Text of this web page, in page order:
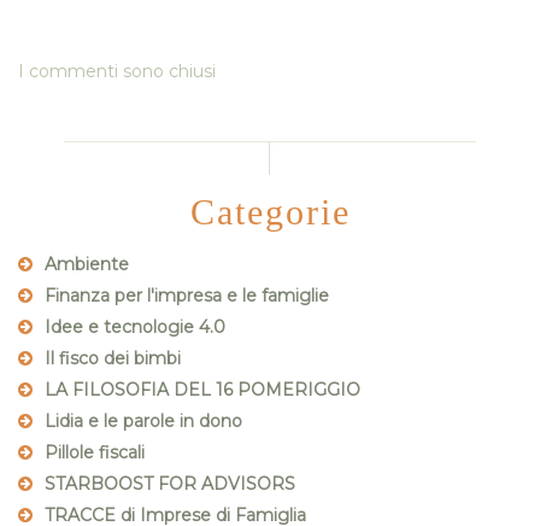
I commenti sono chiusi
Categorie
Ambiente
Finanza per l'impresa e le famiglie
Idee e tecnologie 4.0
Il fisco dei bimbi
LA FILOSOFIA DEL 16 POMERIGGIO
Lidia e le parole in dono
Pillole fiscali
STARBOOST FOR ADVISORS
TRACCE di Imprese di Famiglia